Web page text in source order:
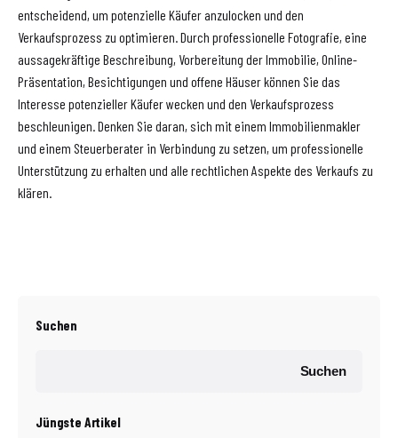
entscheidend, um potenzielle Käufer anzulocken und den
Verkaufsprozess zu optimieren. Durch professionelle Fotografie, eine
aussagekräftige Beschreibung, Vorbereitung der Immobilie, Online-
Präsentation, Besichtigungen und offene Häuser können Sie das
Interesse potenzieller Käufer wecken und den Verkaufsprozess
beschleunigen. Denken Sie daran, sich mit einem Immobilienmakler
und einem Steuerberater in Verbindung zu setzen, um professionelle
Unterstützung zu erhalten und alle rechtlichen Aspekte des Verkaufs zu
klären.
Suchen
Suchen
Jüngste Artikel